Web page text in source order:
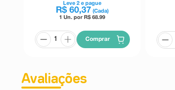
Leve2 e pague
R$ 60,37 (Cada)
1 Un. por R$68.99
Comprar
Avaliações